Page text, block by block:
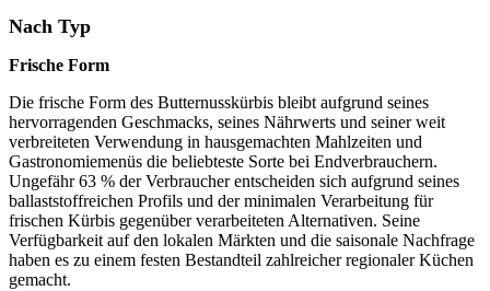
Nach Typ
Frische Form
Die frische Form des Butternusskürbis bleibt aufgrund seines
hervorragenden Geschmacks, seines Nährwerts und seiner weit
verbreiteten Verwendung in hausgemachten Mahlzeiten und
Gastronomiemenüs die beliebteste Sorte bei Endverbrauchern.
Ungefähr 63 % der Verbraucher entscheiden sich aufgrund seines
ballaststoffreichen Profils und der minimalen Verarbeitung für
frischen Kürbis gegenüber verarbeiteten Alternativen. Seine
Verfügbarkeit auf den lokalen Märkten und die saisonale Nachfrage
haben es zu einem festen Bestandteil zahlreicher regionaler Küchen
gemacht.